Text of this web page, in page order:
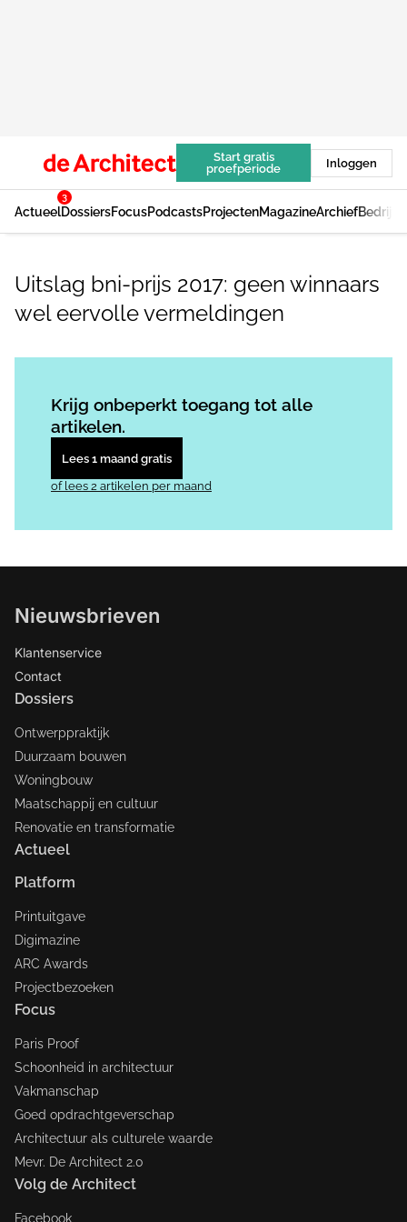
Start gratis
proefperiode
Inloggen
Actueel
3
DossiersFocusPodcastsProjectenMagazineArchief
Uitslag bni-prijs 2017: geen winnaars
wel eervolle vermeldingen
Krijg onbeperkt toegang tot alle
artikelen.
Lees 1 maand gratis
of lees 2 artikelen per maand
Nieuwsbrieven
Klantenservice
Contact
Dossiers
Ontwerppraktijk
Duurzaam bouwen
Woningbouw
Maatschappij en cultuur
Renovatie en transformatie
Actueel
Platform
Printuitgave
Digimazine
ARC Awards
Projectbezoeken
Focus
Paris Proof
Schoonheid in architectuur
Vakmanschap
Goed opdrachtgeverschap
Architectuur als culturele waarde
Mevr. De Architect 2.0
Volg de Architect
Facebook